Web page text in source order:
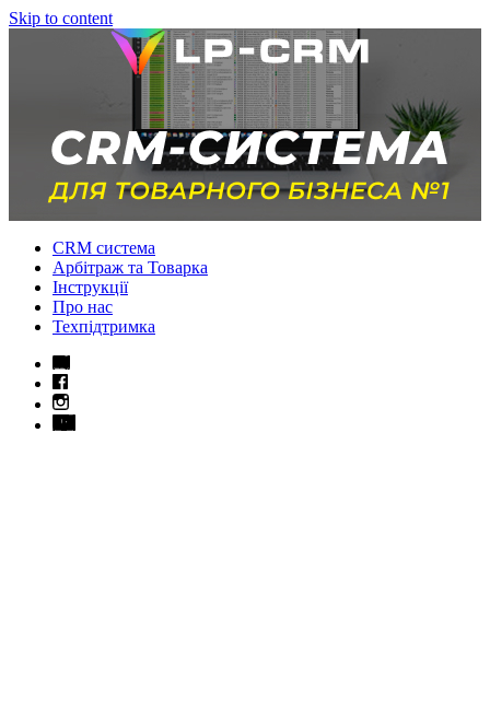
Skip to content
CRM система
Арбітраж та Товарка
Інструкції
Про нас
Техпідтримка